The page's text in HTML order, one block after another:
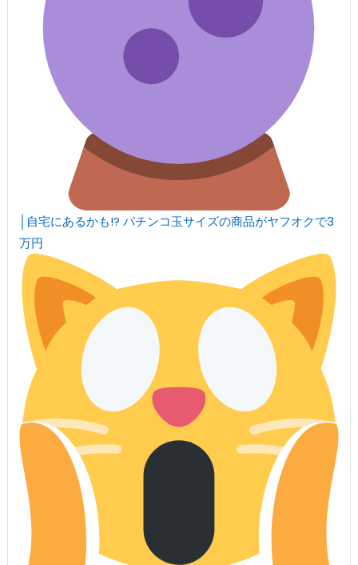
│自宅にあるかも!? パチンコ玉サイズの商品がヤフオクで3
万円